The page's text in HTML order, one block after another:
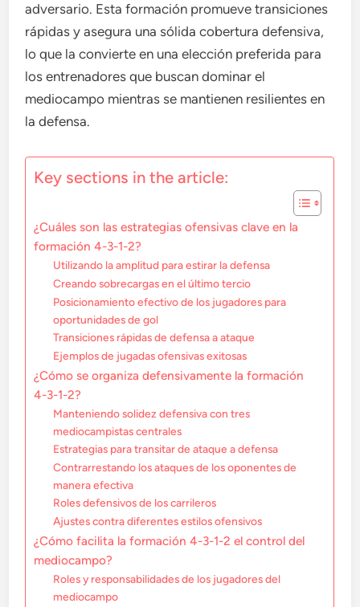
adversario. Esta formación promueve transiciones
rápidas y asegura una sólida cobertura defensiva,
lo que la convierte en una elección preferida para
los entrenadores que buscan dominar el
mediocampo mientras se mantienen resilientes en
la defensa.
Key sections in the article:
¿Cuáles son las estrategias ofensivas clave en la
formación 4-3-1-2?
Utilizando la amplitud para estirar la defensa
Creando sobrecargas en el último tercio
Posicionamiento efectivo de los jugadores para
oportunidades de gol
Transiciones rápidas de defensa a ataque
Ejemplos de jugadas ofensivas exitosas
¿Cómo se organiza defensivamente la formación
4-3-1-2?
Manteniendo solidez defensiva con tres
mediocampistas centrales
Estrategias para transitar de ataque a defensa
Contrarrestando los ataques de los oponentes de
manera efectiva
Roles defensivos de los carrileros
Ajustes contra diferentes estilos ofensivos
¿Cómo facilita la formación 4-3-1-2 el control del
mediocampo?
Roles y responsabilidades de los jugadores del
mediocampo